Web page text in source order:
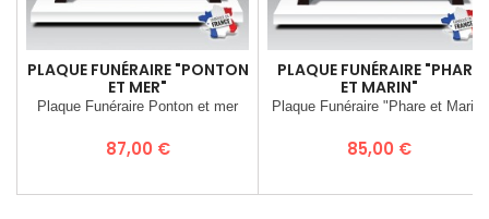
PLAQUE FUNÉRAIRE "PONTON
ET MER"
Plaque Funéraire Ponton et mer
Prix
87,00 €
PLAQUE FUNÉRAIRE "PHARE
ET MARIN"
Plaque Funéraire "Phare et Marin"
Prix
85,00 €